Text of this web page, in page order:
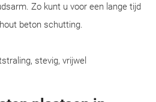
Zo kunt u voor een lange tijd
beton schutting.
stevig, vrijwel